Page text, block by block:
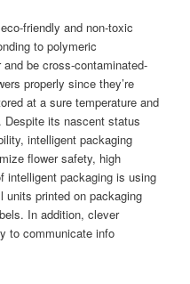
friendly and non-toxic
to polymeric
be cross-contaminated-
properly since they’re
at a sure temperature and
Despite its nascent status
intelligent packaging
flower safety, high
intelligent packaging is using
units printed on packaging
In addition, clever
to communicate info